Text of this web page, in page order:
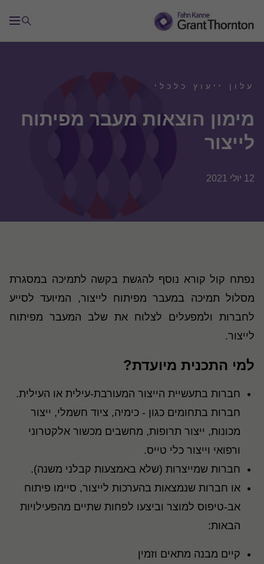
עלון ייעוץ כלכלי
מימון הוצאות מעבר מפיתוח
לייצור
12 יולי 2021
נפתח קול קורא נוסף להגשת בקשה לתמיכה במסגרת
מסלול תמיכה במעבר מפיתוח לייצור, המיועד לסייע
לחברות ולמפעלים לצלוח את שלב המעבר מפיתוח
לייצור.
למי התכנית מיועדת?
חברות בתעשיית הייצור המעורבת-עילית או העילית.
חברות בתחומים כגון - כימיה, ציוד חשמלי, ייצור
מכונות, ייצור תרופות, מחשבים מכשור אלקטרוני
ורפואי וייצור כלי טייס.
חברות שמייצרות (שלא באמצעות קבלני משנה).
או חברות שנמצאות בהערכות לייצור, סיימו פיתוח
אב-טיפוס למוצר וביצעו לפחות שתיים מהפעילויות
הבאות:
קיים מבנה מתאים וזמין